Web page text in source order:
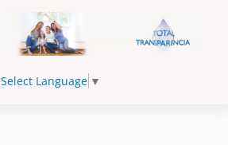
Select Language ▼